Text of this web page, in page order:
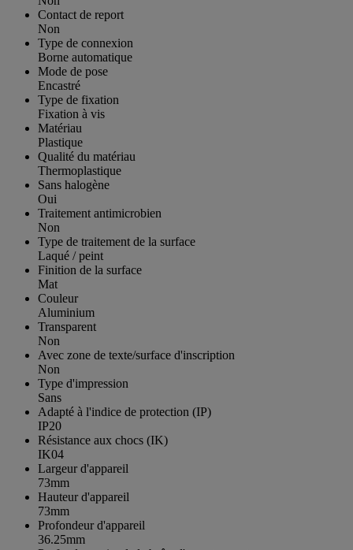
Contact de report
Non
Type de connexion
Borne automatique
Mode de pose
Encastré
Type de fixation
Fixation à vis
Matériau
Plastique
Qualité du matériau
Thermoplastique
Sans halogène
Oui
Traitement antimicrobien
Non
Type de traitement de la surface
Laqué / peint
Finition de la surface
Mat
Couleur
Aluminium
Transparent
Non
Avec zone de texte/surface d'inscription
Non
Type d'impression
Sans
Adapté à l'indice de protection (IP)
IP20
Résistance aux chocs (IK)
IK04
Largeur d'appareil
73mm
Hauteur d'appareil
73mm
Profondeur d'appareil
36.25mm